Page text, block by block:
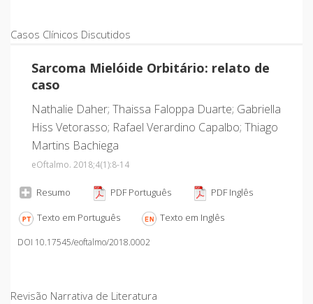
Casos Clínicos Discutidos
Sarcoma Mielóide Orbitário: relato de
caso
Nathalie Daher; Thaissa Faloppa Duarte; Gabriella
Hiss Vetorasso; Rafael Verardino Capalbo; Thiago
Martins Bachiega
eOftalmo. 2018;4(1):8-14
Resumo PDF Português
PDF Inglês
Texto em Português
Texto em Inglês
DOI 10.17545/eoftalmo/2018.0002
Revisão Narrativa de Literatura